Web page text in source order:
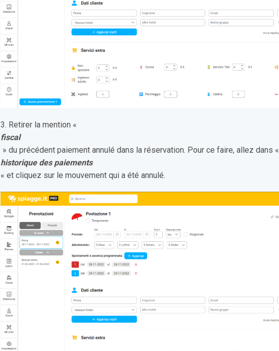
3. Retirer la mention «
fiscal
» du précédent paiement annulé dans la réservation. Pour ce faire, allez dans «
historique des paiements
« et cliquez sur le mouvement qui a été annulé.